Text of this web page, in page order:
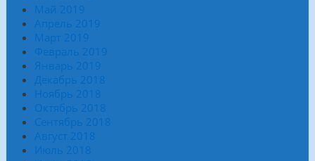
Май 2019
Апрель 2019
Март 2019
Февраль 2019
Январь 2019
Декабрь 2018
Ноябрь 2018
Октябрь 2018
Сентябрь 2018
Август 2018
Июль 2018